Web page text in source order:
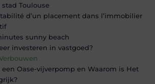
stad Toulouse
d’un placement dans l’immobilier
sunny beach
investeren in vastgoed?
een Oase-vijverpomp en Waarom is Het